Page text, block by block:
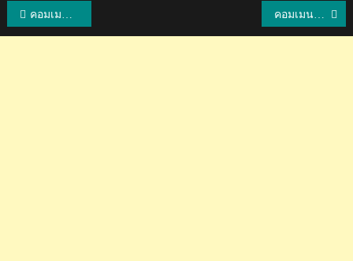
แนะแนว
คอมเมนต์เวียดนามเปรียบเทียบฟอร์มการเล่นล่าสุดของกวงไฮและชนาธิป คอมเมนต์ชาวญี่ปุ่นหลังชนาธิปทำแอสซิสต์ช่วยให้ซัปโปโรชนะมารินอส 3-1